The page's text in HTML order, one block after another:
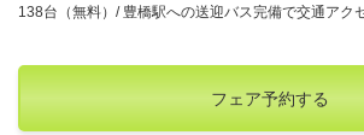
138台（無料）/ 豊橋駅への送迎バス完備で交通アク
フェア予約する